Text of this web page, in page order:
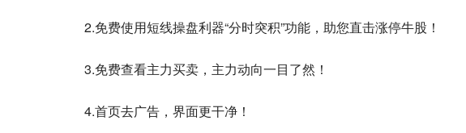
2.免费使用短线操盘利器“分时突积”功能，助您直击涨停牛股！
3.免费查看主力买卖，主力动向一目了然！
4.首页去广告，界面更干净！